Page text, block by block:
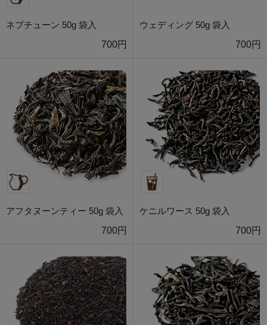
ネプチューン 50g 袋入
700円
ウェディング 50g 袋入
700円
アフタヌーンティー 50g 袋入
700円
ケニルワース 50g 袋入
700円